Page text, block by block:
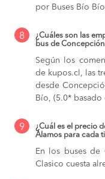
por Buses Bío
8
¿Cuáles son las
bus de
Según los
de kupos.cl, las
desde
Bío, (5.0* basado
9
¿Cuál es el precio
Álamos para cada
En los buses de
Clasico cuesta